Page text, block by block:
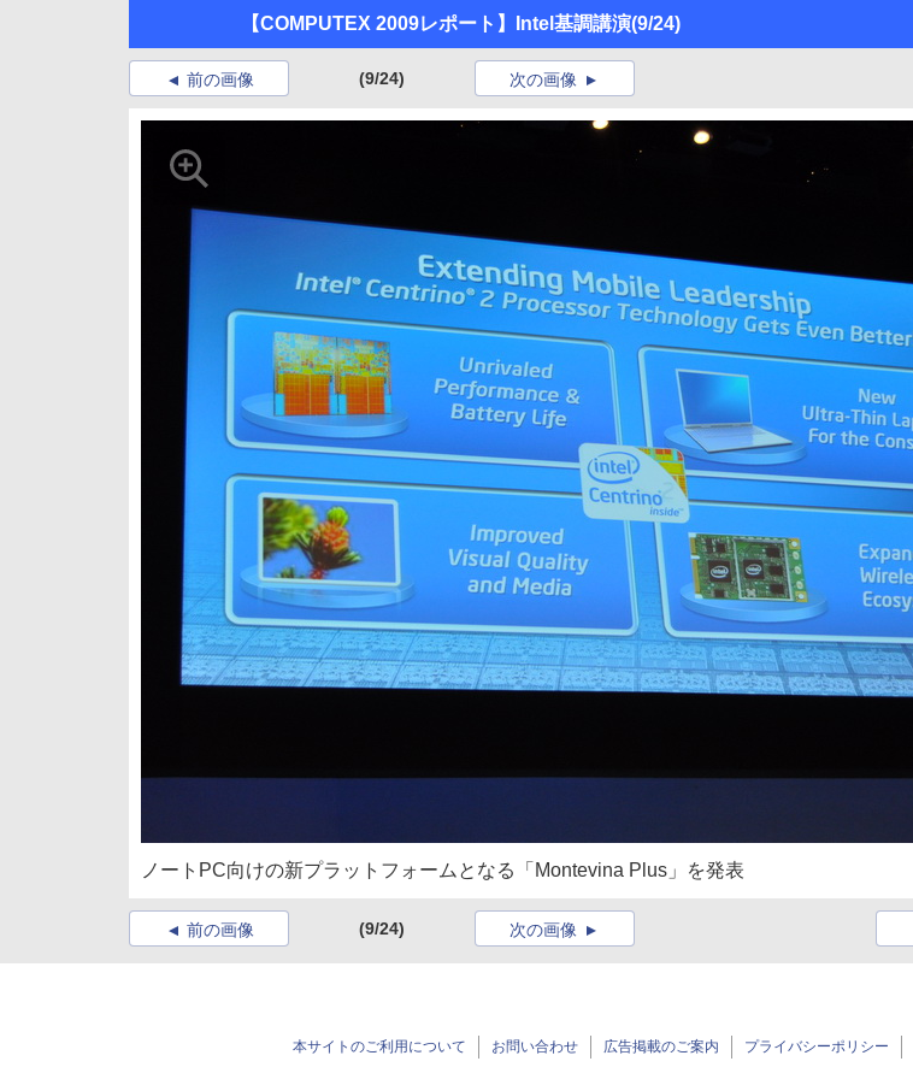
【COMPUTEX 2009レポート】Intel基調講演(9/24)
前の画像 (9/24) 次の画像
ノートPC向けの新プラットフォームとなる「Montevina Plus」を発表
前の画像 (9/24) 次の画像
本サイトのご利用について お問い合わせ 広告掲載のご案内 プライバシーポリシー